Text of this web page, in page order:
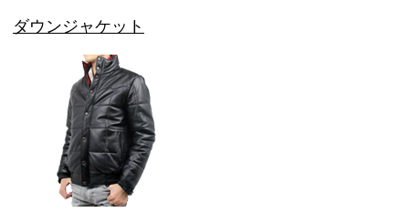
ダウンジャケット